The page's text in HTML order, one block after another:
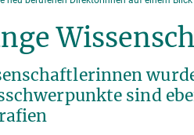
sind